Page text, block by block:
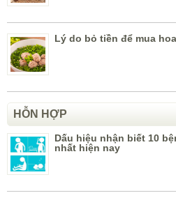
Lý do bỏ tiền để mua
HỖN HỢP
Dấu hiệu nhận biết 10
nhất hiện nay